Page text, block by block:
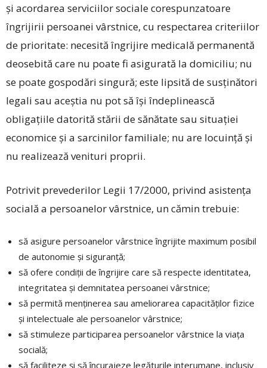
și acordarea serviciilor sociale corespunzatoare
îngrijirii persoanei vârstnice, cu respectarea criteriilor
de prioritate: necesită îngrijire medicală permanentă
deosebită care nu poate fi asigurată la domiciliu; nu
se poate gospodări singură; este lipsită de susţinători
legali sau aceştia nu pot să îşi îndeplinească
obligaţiile datorită stării de sănătate sau situaţiei
economice şi a sarcinilor familiale; nu are locuinţă şi
nu realizează venituri proprii.
Potrivit prevederilor Legii 17/2000, privind asistenţa
socială a persoanelor vârstnice, un cămin trebuie:
să asigure persoanelor vârstnice îngrijite maximum posibil
de autonomie şi siguranţă;
să ofere condiţii de îngrijire care să respecte identitatea,
integritatea şi demnitatea persoanei vârstnice;
să permită menţinerea sau ameliorarea capacităţilor fizice
şi intelectuale ale persoanelor vârstnice;
să stimuleze participarea persoanelor vârstnice la viaţa
socială;
să faciliteze şi să încurajeze legăturile interumane, inclusiv